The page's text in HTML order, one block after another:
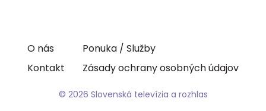
O nás
Kontakt
Ponuka / Služby
Zásady ochrany osobných údajov
© 2026 Slovenská televízia a rozhlas